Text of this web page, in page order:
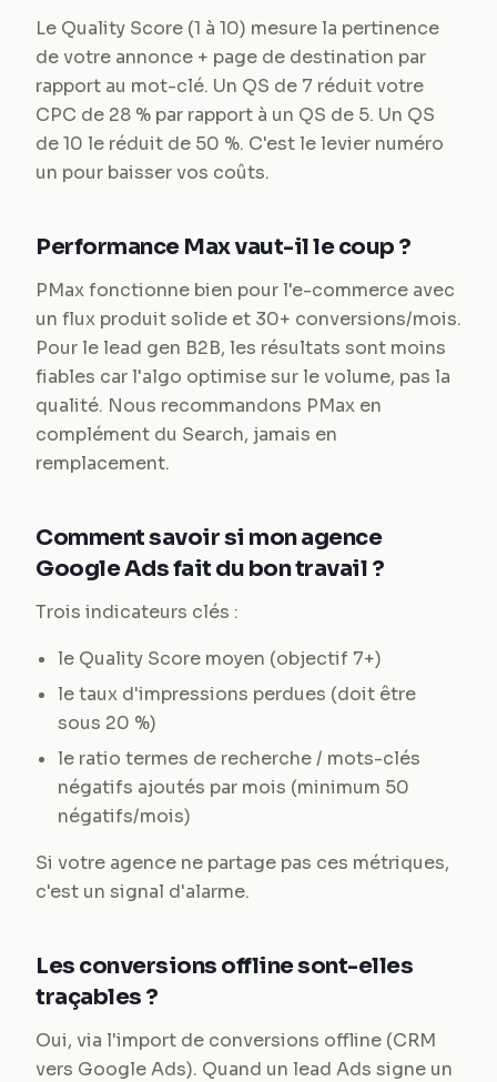
Le Quality Score (1 à 10) mesure la pertinence
de votre annonce + page de destination par
rapport au mot-clé. Un QS de 7 réduit votre
CPC de 28 % par rapport à un QS de 5. Un QS
de 10 le réduit de 50 %. C'est le levier numéro
un pour baisser vos coûts.
Performance Max vaut-il le coup ?
PMax fonctionne bien pour l'e-commerce avec
un flux produit solide et 30+ conversions/mois.
Pour le lead gen B2B, les résultats sont moins
fiables car l'algo optimise sur le volume, pas la
qualité. Nous recommandons PMax en
complément du Search, jamais en
remplacement.
Comment savoir si mon agence
Google Ads fait du bon travail ?
Trois indicateurs clés :
le Quality Score moyen (objectif 7+)
le taux d'impressions perdues (doit être
sous 20 %)
le ratio termes de recherche / mots-clés
négatifs ajoutés par mois (minimum 50
négatifs/mois)
Si votre agence ne partage pas ces métriques,
c'est un signal d'alarme.
Les conversions offline sont-elles
traçables ?
Oui, via l'import de conversions offline (CRM
vers Google Ads). Quand un lead Ads signe un